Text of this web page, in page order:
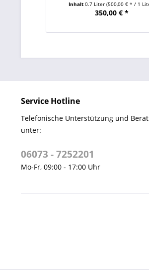
Inhalt0.7 Liter(500,00 € * / 1
350,00 € *
Service Hotline
Telefonische Unterstützung und
unter:
06073 - 7252201
Mo-Fr, 09:00 - 17:00 Uhr